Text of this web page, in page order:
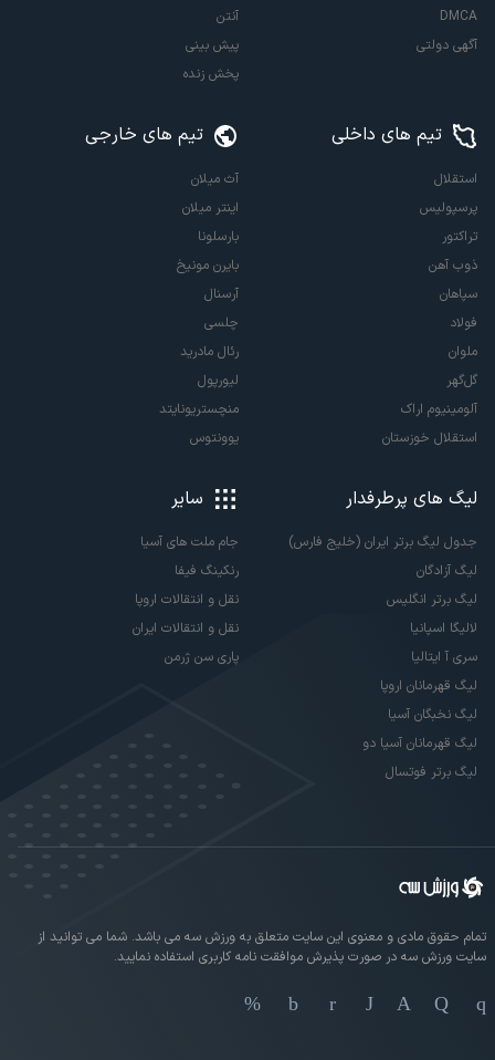
DMCA
آگهی دولتی
آنتن
پیش بینی
پخش زنده
تیم های داخلی
استقلال
پرسپولیس
تراکتور
ذوب آهن
سپاهان
فولاد
ملوان
گل‌گهر
آلومینیوم اراک
استقلال خوزستان
تیم های خارجی
آث میلان
اینتر میلان
بارسلونا
بایرن مونیخ
آرسنال
چلسی
رئال مادرید
لیورپول
منچستریونایتد
یوونتوس
لیگ های پرطرفدار
جدول لیگ برتر ایران (خلیج فارس)
لیگ آزادگان
لیگ برتر انگلیس
لالیگا اسپانیا
سری آ ایتالیا
لیگ قهرمانان اروپا
لیگ نخبگان آسیا
لیگ قهرمانان آسیا دو
لیگ برتر فوتسال
سایر
جام ملت های آسیا
رنکینگ فیفا
نقل و انتقالات اروپا
نقل و انتقالات ایران
پاری سن ژرمن
تمام حقوق مادی و معنوی این سایت متعلق به ورزش سه می باشد. شما می توانید از
سایت ورزش سه در صورت پذیرش موافقت نامه کاربری استفاده نمایید.